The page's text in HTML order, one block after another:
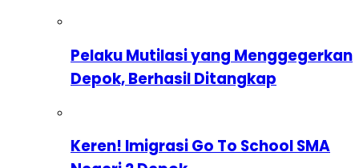
Pelaku Mutilasi yang Menggegerkan
Depok, Berhasil Ditangkap
Keren! Imigrasi Go To School SMA